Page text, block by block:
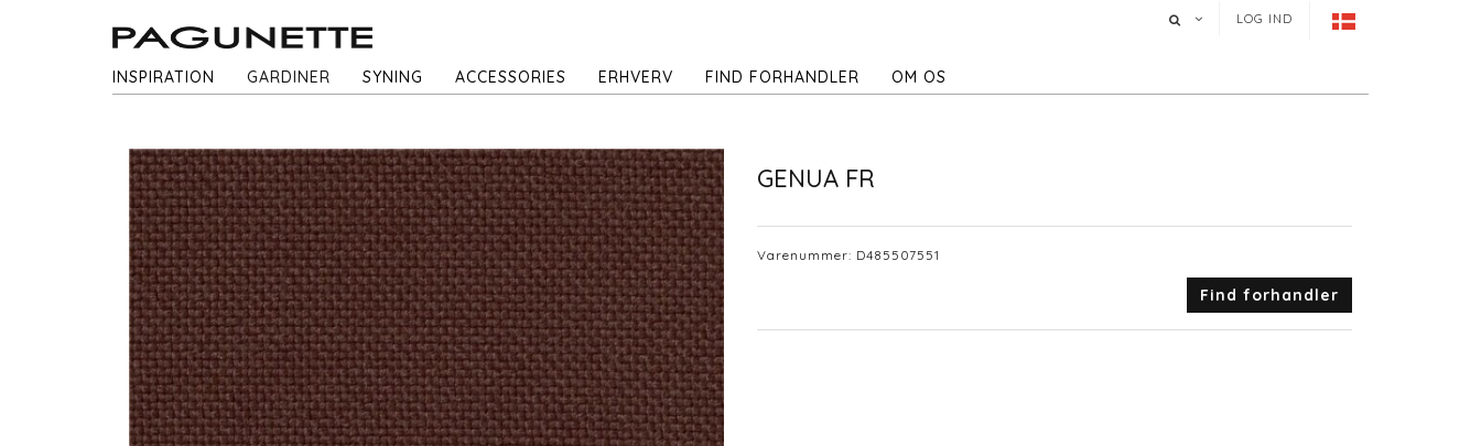
LOG IND
INSPIRATION GARDINER SYNING ACCESSORIES ERHVERV FIND FORHANDLER OM OS
GENUA FR
Varenummer: D485507551
Find forhandler